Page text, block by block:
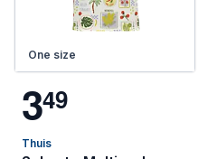
One size
349
Thuis